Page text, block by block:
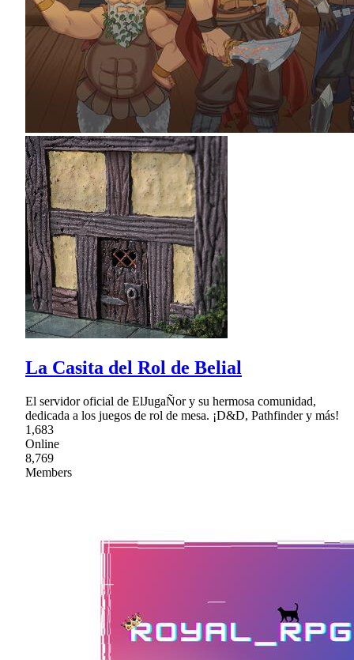
La Casita del Rol de Belial
El servidor oficial de ElJugaÑor y su hermosa comunidad,
dedicada a los juegos de rol de mesa. ¡D&D, Pathfinder y más!
1,683
Online
8,769
Members